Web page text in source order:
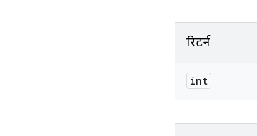
रिटर्न
int